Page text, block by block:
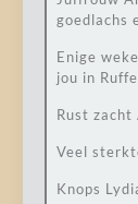
goedlachs
Enige
jou in
Rust zacht
Veel
Knops